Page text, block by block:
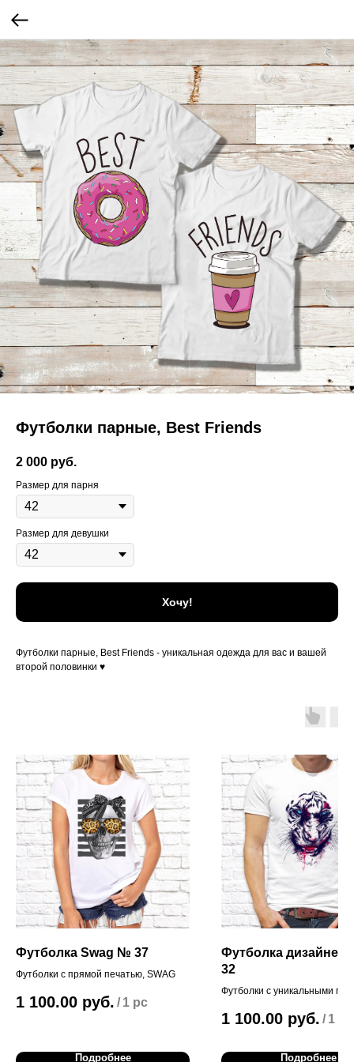
Футболки парные, Best Friends
2 000 руб.
Размер для парня
Размер для девушки
Хочу!
Футболки парные, Best Friends - уникальная одежда для вас и вашей
второй половинки ♥
Футболка Swag № 37
Футболки с прямой печатью, SWAG
1 100.00 руб. / 1 pc
Подробнее
Футболка
32
Футболки с уникальными
1 100.00 руб. / 1 pc
Подробнее